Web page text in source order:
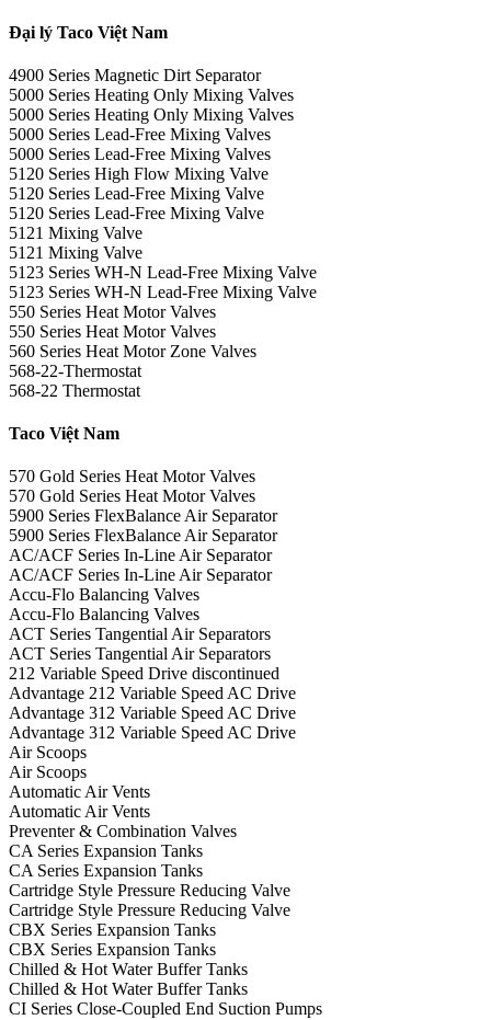
Đại lý Taco Việt Nam
4900 Series Magnetic Dirt Separator
5000 Series Heating Only Mixing Valves
5000 Series Heating Only Mixing Valves
5000 Series Lead-Free Mixing Valves
5000 Series Lead-Free Mixing Valves
5120 Series High Flow Mixing Valve
5120 Series Lead-Free Mixing Valve
5120 Series Lead-Free Mixing Valve
5121 Mixing Valve
5121 Mixing Valve
5123 Series WH-N Lead-Free Mixing Valve
5123 Series WH-N Lead-Free Mixing Valve
550 Series Heat Motor Valves
550 Series Heat Motor Valves
560 Series Heat Motor Zone Valves
568-22-Thermostat
568-22 Thermostat
Taco Việt Nam
570 Gold Series Heat Motor Valves
570 Gold Series Heat Motor Valves
5900 Series FlexBalance Air Separator
5900 Series FlexBalance Air Separator
AC/ACF Series In-Line Air Separator
AC/ACF Series In-Line Air Separator
Accu-Flo Balancing Valves
Accu-Flo Balancing Valves
ACT Series Tangential Air Separators
ACT Series Tangential Air Separators
212 Variable Speed Drive discontinued
Advantage 212 Variable Speed AC Drive
Advantage 312 Variable Speed AC Drive
Advantage 312 Variable Speed AC Drive
Air Scoops
Air Scoops
Automatic Air Vents
Automatic Air Vents
Preventer & Combination Valves
CA Series Expansion Tanks
CA Series Expansion Tanks
Cartridge Style Pressure Reducing Valve
Cartridge Style Pressure Reducing Valve
CBX Series Expansion Tanks
CBX Series Expansion Tanks
Chilled & Hot Water Buffer Tanks
Chilled & Hot Water Buffer Tanks
CI Series Close-Coupled End Suction Pumps